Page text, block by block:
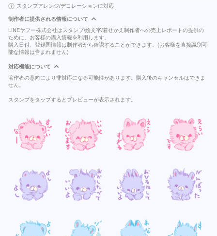
スタンプアレンジ/デコレーションに対応
制作者に提供される情報について
LINEヤフー株式会社はスタンプ/絵文字/着せかえ制作者への売上レポートの提供の
ために、お客様の購入情報を利用します。
購入日付、登録国情報は制作者から確認することができます。(お客様を直接識別可
能な情報は含まれません)
対応機能について
著作者の意向により非対応になる可能性があります。購入後のキャンセルはできま
せん。
スタンプをタップするとプレビューが表示されます。